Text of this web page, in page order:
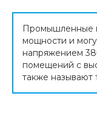
Промышленные
мощности и
напряжением
помещений с
также